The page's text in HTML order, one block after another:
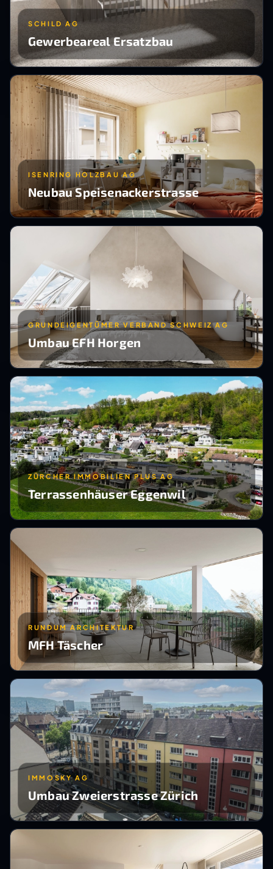
SCHILD AG
Gewerbeareal Ersatzbau
ISENRING HOLZBAU AG
Neubau Speisenackerstrasse
GRUNDEIGENTÜMER VERBAND SCHWEIZ AG
Umbau EFH Horgen
ZÜRCHER IMMOBILIEN PLUS AG
Terrassenhäuser Eggenwil
RUNDUM ARCHITEKTUR
MFH Täscher
IMMOSKY AG
Umbau Zweierstrasse Zürich